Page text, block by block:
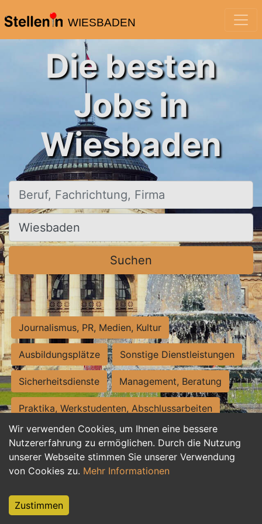
WIESBADEN
Wir verwenden Cookies, um Ihnen eine bessere
Nutzererfahrung zu ermöglichen. Durch die Nutzung
unserer Webseite stimmen Sie unserer Verwendung
von Cookies zu. Mehr Informationen
Zustimmen
Die besten
Jobs in
Wiesbaden
Beruf, Fachrichtung, Firma
Ort, Stadt
Suchen
Journalismus, PR, Medien, Kultur
Ausbildungsplätze Sonstige Dienstleistungen
Sicherheitsdienste Management, Beratung
Praktika, Werkstudenten, Abschlussarbeiten
Personalwesen Assistenz, Sekretariat
Hilfskräfte, Aushilfs- und Nebenjobs
Weiterbildung, Studium, duale Ausbildung